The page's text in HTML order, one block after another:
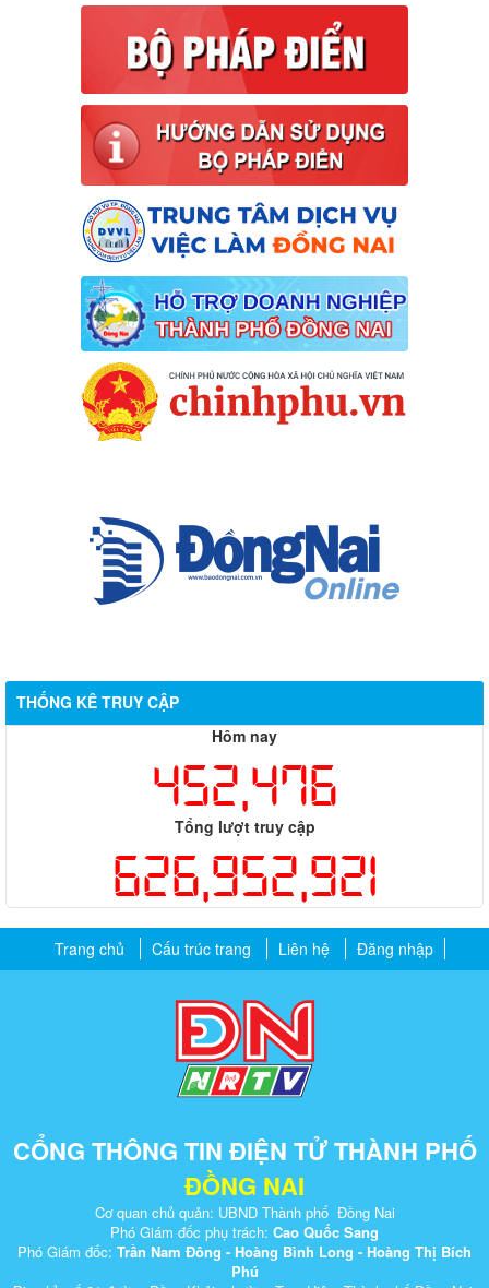
THỐNG KÊ TRUY CẬP
Hôm nay
452,476
Tổng lượt truy cập
626,952,921
Trang chủ Cấu trúc trang Liên hệ Đăng nhập
CỔNG THÔNG TIN ĐIỆN TỬ THÀNH PHỐ
ĐỒNG NAI
Cơ quan chủ quản: UBND Thành phố Đồng Nai
Phó Giám đốc phụ trách: Cao Quốc Sang
Phó Giám đốc: Trần Nam Đông - Hoàng Bình Long - Hoàng Thị Bích
Phú